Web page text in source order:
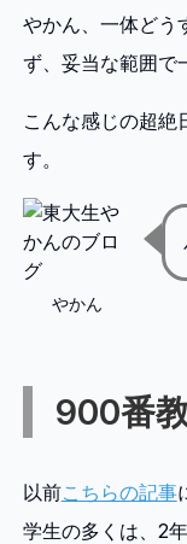
やかん、一体どう
ず、妥当な範囲で
こんな感じの超絶
す。
やかん
900番
以前こちらの記事
学生の多くは、2